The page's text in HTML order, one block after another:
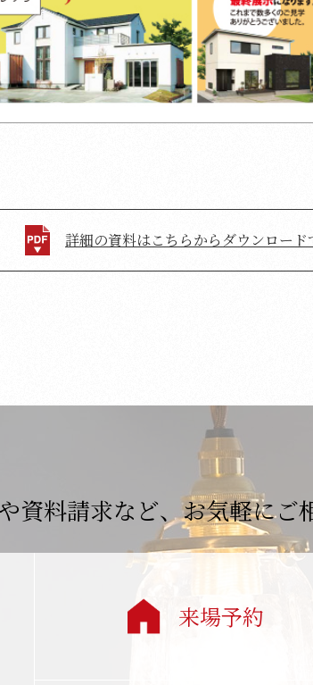
詳細の資料はこちらからダウンロード
資料請求など、お気軽にご
来場予約